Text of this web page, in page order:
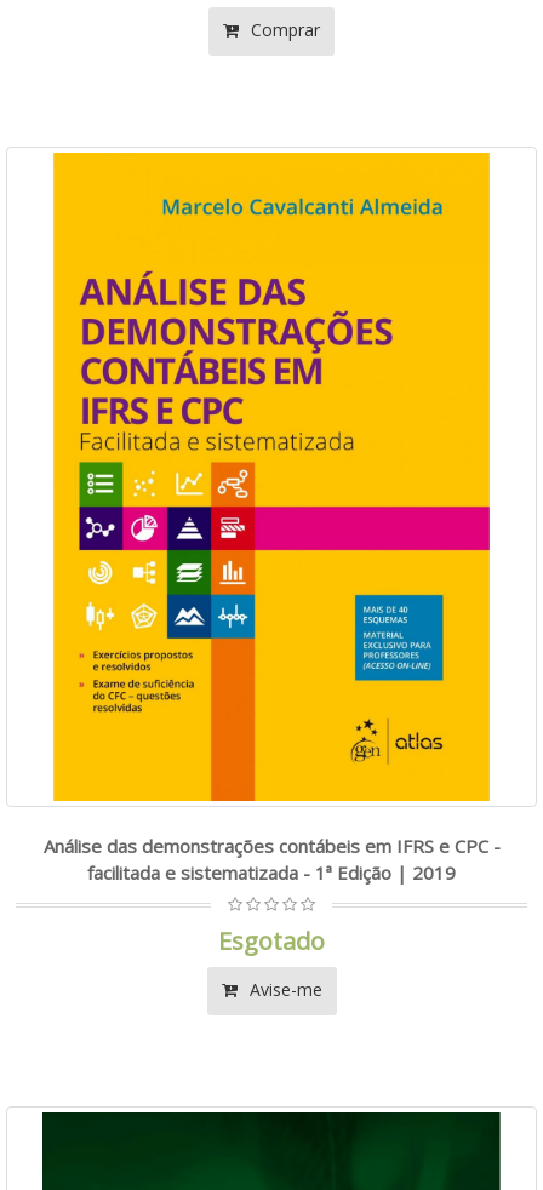
Comprar
Análise das demonstrações contábeis em IFRS e CPC -
facilitada e sistematizada - 1ª Edição | 2019
Esgotado
Avise-me